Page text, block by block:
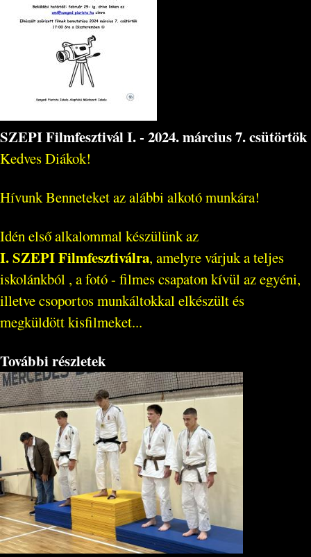
SZEPI Filmfesztivál I. - 2024. március 7. csütörtök
Kedves Diákok!
Hívunk Benneteket az alábbi alkotó munkára!
Idén első alkalommal készülünk az
I. SZEPI Filmfesztiválra, amelyre várjuk a teljes
iskolánkból , a fotó - filmes csapaton kívül az egyéni,
illetve csoportos munkáltokkal elkészült és
megküldött kisfilmeket...
További részletek